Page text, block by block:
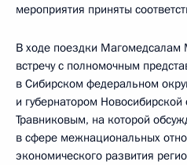
мероприятия приняты
В ходе поездки
встречу с полномочным
в Сибирском федеральном
и губернатором
Травниковым, на которой
в сфере межнациональных
экономического развития